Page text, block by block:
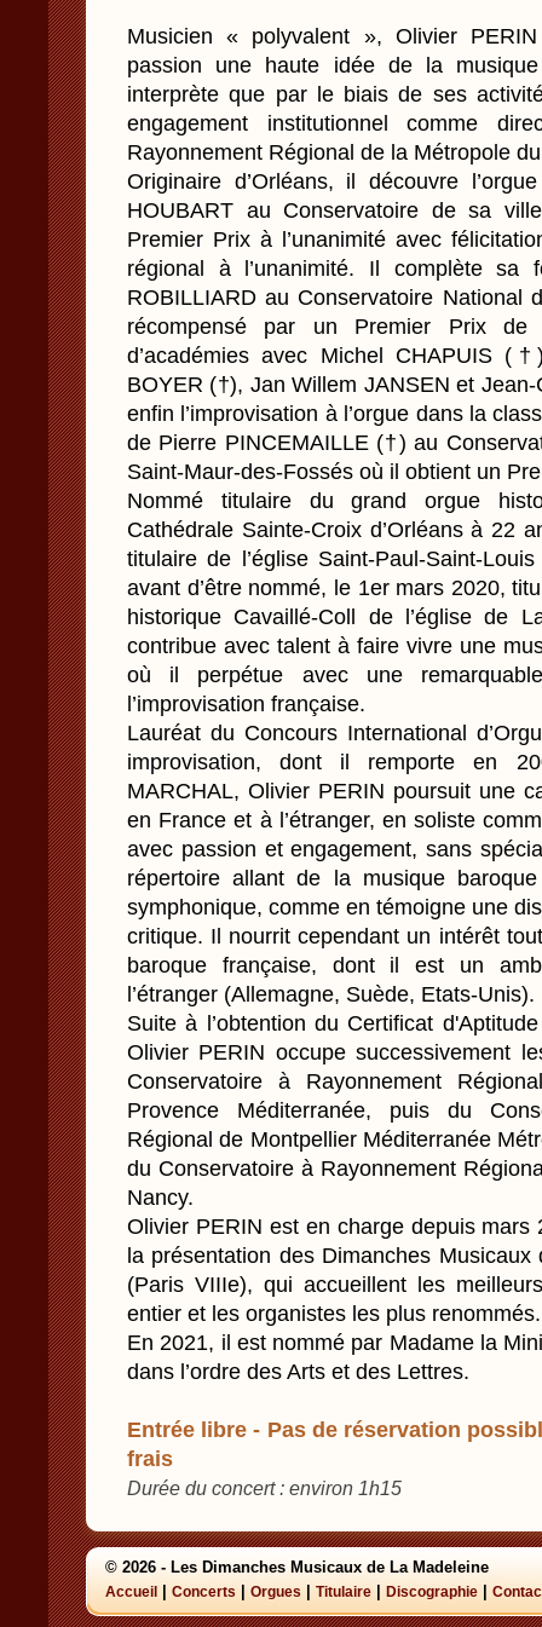
Musicien « polyvalent », Olivier
passion une haute idée de la
interprète que par le biais de ses
engagement institutionnel comme
Rayonnement Régional de la Métropole
Originaire d’Orléans, il découvre
HOUBART au Conservatoire de sa
Premier Prix à l’unanimité avec
régional à l’unanimité. Il complète sa
ROBILLIARD au Conservatoire National
récompensé par un Premier Prix de
d’académies avec Michel CHAPUIS
BOYER (†), Jan Willem JANSEN et
enfin l’improvisation à l’orgue dans la
de Pierre PINCEMAILLE (†) au
Saint-Maur-des-Fossés où il obtient un
Nommé titulaire du grand orgue
Cathédrale Sainte-Croix d’Orléans à 22
titulaire de l’église Saint-Paul-Saint-
avant d’être nommé, le 1er mars 2020,
historique Cavaillé-Coll de l’église de
contribue avec talent à faire vivre une
où il perpétue avec une
l’improvisation française.
Lauréat du Concours International
improvisation, dont il remporte en
MARCHAL, Olivier PERIN poursuit une
en France et à l’étranger, en soliste
avec passion et engagement, sans
répertoire allant de la musique
symphonique, comme en témoigne une
critique. Il nourrit cependant un intérêt
baroque française, dont il est un
l’étranger (Allemagne, Suède, Etats-Unis).
Suite à l’obtention du Certificat
Olivier PERIN occupe successivement
Conservatoire à Rayonnement
Provence Méditerranée, puis du
Régional de Montpellier Méditerranée
du Conservatoire à Rayonnement
Nancy.
Olivier PERIN est en charge depuis mars
la présentation des Dimanches Musicaux
(Paris VIIIe), qui accueillent les
entier et les organistes les plus renommés.
En 2021, il est nommé par Madame la
dans l’ordre des Arts et des Lettres.
Entrée libre - Pas de réservation
frais
Durée du concert : environ 1h15
© 2026 - Les Dimanches Musicaux de La Madeleine
Accueil Concerts Orgues Titulaire Discographie